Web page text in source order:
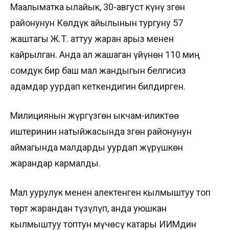
Маалыматка ылайык, 30-август күнү Өзгөн
районунун Көлдүк айылынын тургуну 57
жаштагы Ж.Т. аттуу жаран арыз менен
кайрылган. Анда ал жашаган үйүнөн 110 миң
сомдук бир баш мал жандыгын белгисиз
адамдар уурдап кеткендигин билдирген.
Милициянын жүргүзгөн ыкчам-иликтөө
иштеринин натыйжасында Өзгөн районунун
аймагында малдарды уурдап жүрүшкөн
жарандар кармалды.
Мал уурулук менен алектенген кылмыштуу топ
төрт жарандан түзүлүп, анда уюшкан
кылмыштуу топтун мүчөсү катары ИИМдин